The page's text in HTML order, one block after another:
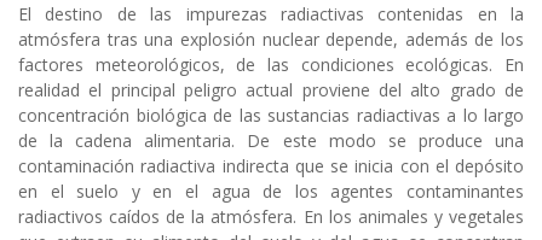
El destino de las impurezas radiactivas contenidas en la
atmósfera tras una explosión nuclear depende, además de los
factores meteorológicos, de las condiciones ecológicas. En
realidad el principal peligro actual proviene del alto grado de
concentración biológica de las sustancias radiactivas a lo largo
de la cadena alimentaria. De este modo se produce una
contaminación radiactiva indirecta que se inicia con el depósito
en el suelo y en el agua de los agentes contaminantes
radiactivos caídos de la atmósfera. En los animales y vegetales